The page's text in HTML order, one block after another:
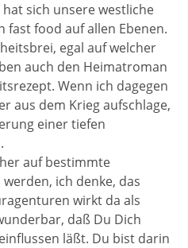
sich unsere westliche
fast food auf allen Ebenen.
egal auf welcher
auch den Heimatroman
Wenn ich dagegen
aus dem Krieg aufschlage,
einer tiefen
auf bestimmte
ich denke, das
wirkt da als
daß Du Dich
läßt. Du bist darin